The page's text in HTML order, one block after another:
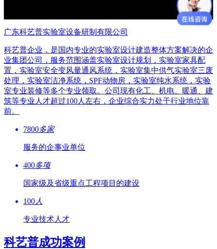
广东科艺普实验室设备研制有限公司
科艺普企业，是国内专业的实验室设计建造整体方案解决的企
业集团公司，服务范围涵盖实验室设计规划，实验室家具配
置，实验室安全变风量通风系统，实验室集中供气实验室三废
处理，实验室洁净系统，SPF动物房，实验室纯水系统，实验
室专业装修等多个专业领取。公司现有化工、机电、暖通、建
筑等专业人才超过100人左右，企业综合实力处于行业地位靠
前。
7800多家
服务的企事业单位
400多项
国家级及省级重点工程项目的建设
100 人
专业技术人才
科艺普成功案例